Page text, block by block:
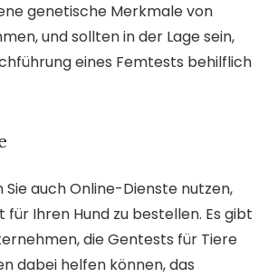
genetische Merkmale von
und sollten in der Lage sein,
eines Femtests behilflich
auch Online-Dienste nutzen,
Ihren Hund zu bestellen. Es gibt
die Gentests für Tiere
dabei helfen können, das